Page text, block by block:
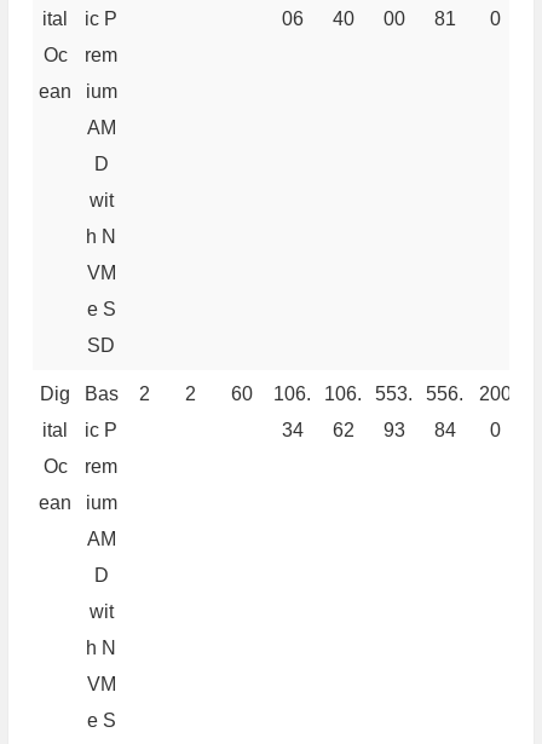
ital
Oc
ean
ic P
rem
ium
AM
D
wit
h N
VM
e S
SD
06
40
00
81
0
Dig
ital
Oc
ean
Bas
ic P
rem
ium
AM
D
wit
h N
VM
e S
2 2 60
106.
34
106.
62
553.
93
556.
84
200
0